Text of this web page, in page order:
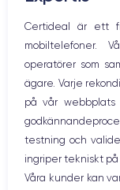
Apple A12 Bionic
Nom GPU
GPU 4 cœurs
12 MP
Résolution vidéo
4K - 3840x2160px
Hem-knappen
Bluetooth
WiFi
Nätverk
Vibration
Prise USB
Certideal är ett
mobiltelefoner.
operatörer som
ägare. Varje
på vår webbplats
testning och
ingriper tekniskt
Våra kunder kan